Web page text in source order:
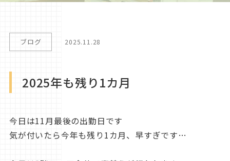
ブログ 2025.11.28
2025年も残り1カ月
今日は11月最後の出勤日です
気が付いたら今年も残り1カ月、早すぎです…